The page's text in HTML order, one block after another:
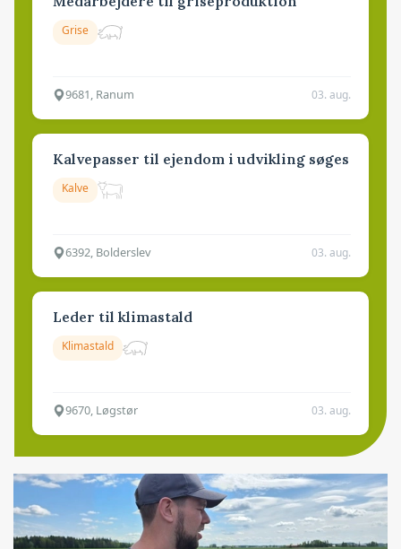
Grise
9681, Ranum 03. aug.
Kalvepasser til ejendom i udvikling søges
Kalve
6392, Bolderslev 03. aug.
Leder til klimastald
Klimastald
9670, Løgstør 03. aug.